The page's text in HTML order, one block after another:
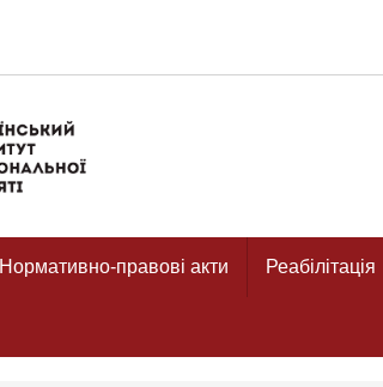
Нормативно-правові акти Реабілітація